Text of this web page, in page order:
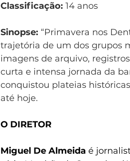
Classificação: 14 anos
Sinopse: “Primavera nos
trajetória de um dos grupos
imagens de arquivo,
curta e intensa jornada da
conquistou plateias
até hoje.
O DIRETOR
Miguel De Almeida é